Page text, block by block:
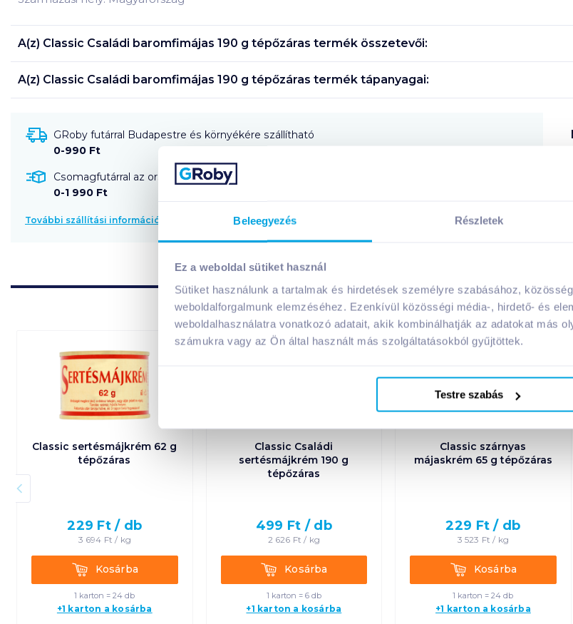
Beleegyezés Részletek
Ez a weboldal sütiket használ
Sütiket használunk a tartalmak és hirdetések személyre szabásához,
weboldalforgalmunk elemzéséhez. Ezenkívül közösségi média-, hirdető- és
weboldalhasználatra vonatkozó adatait, akik kombinálhatják az adatokat más
számukra vagy az Ön által használt más szolgáltatásokból gyűjtöttek.
Testre szabás
A(z) Classic Családi baromfimájas 190 g tépőzáras termék összetevői:
A(z) Classic Családi baromfimájas 190 g tépőzáras termék tápanyagai:
GRoby futárral Budapestre és környékére szállítható
0-990 Ft
Csomagfutárral az ország egész területére szállítható!
0-1 990 Ft
További szállítási információk
Classic sertésmájkrém 62 g
tépőzáras
229 Ft / db
3 694 Ft / kg
KosárbaKosárba
1 karton = 24 db
+1 karton a kosárba
Classic Családi
sertésmájkrém 190 g
tépőzáras
499 Ft / db
2 626 Ft / kg
KosárbaKosárba
1 karton = 6 db
+1 karton a kosárba
Classic szárnyas
májaskrém 65 g tépőzáras
229 Ft / db
3 523 Ft / kg
KosárbaKosárba
1 karton = 24 db
+1 karton a kosárba